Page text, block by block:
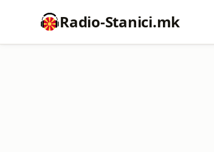
Radio-Stanici.mk